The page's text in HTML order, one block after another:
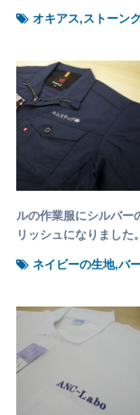
オキアス,ストーン
ルの作業服にシルバー
リッシュになりまし
ネイビーの生地,バ